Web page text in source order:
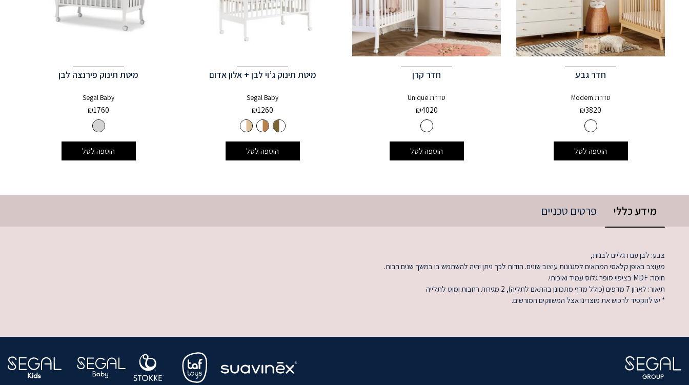
חדר גבע
סדרת Modern
₪3820
הוספה לסל
חדר קרן
סדרת Unique
₪4020
הוספה לסל
מיטת תינוק ג’וי לבן + אלון אדום
Segal Baby
₪1260
הוספה לסל
מיטת תינוק פירנצה לבן
Segal Baby
₪1760
הוספה לסל
מידע כללי פרטים טכניים
צבע: לבן עם רגליים לבנות,
מעוצב באופן קלאסי המתאים לסגנונות עיצוב שונים. הודות לכך ניתן יהיה להשתמש בו במשך שנים רבות.
חומר: MDF בציפוי סופר גלוס עמיד ואיכותי.
תיאור: לארון 7 מדפים (כולל מדף מתכוונן בהתאם לתליה), 2 מגירות רחבות ומוט לתלייה
* יש להקפיד לרכוש את מוצרינו אצל המשווקים המורשים.